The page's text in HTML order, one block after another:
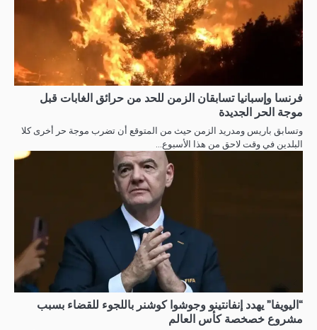
فرنسا وإسبانيا تسابقان الزمن للحد من حرائق الغابات قبل
موجة الحر الجديدة
وتسابق باريس ومدريد الزمن حيث من المتوقع أن تضرب موجة حر أخرى كلا
البلدين في وقت لاحق من هذا الأسبوع…
“اليويفا” يهدد إنفانتينو وجوشوا كوشنر باللجوء للقضاء بسبب
مشروع خصخصة كأس العالم